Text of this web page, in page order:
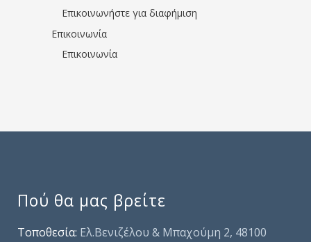
Επικοινωνήστε για διαφήμιση
Επικοινωνία
Επικοινωνία
Πού θα μας βρείτε
Τοποθεσία: Ελ.Βενιζέλου & Μπαχούμη 2, 48100